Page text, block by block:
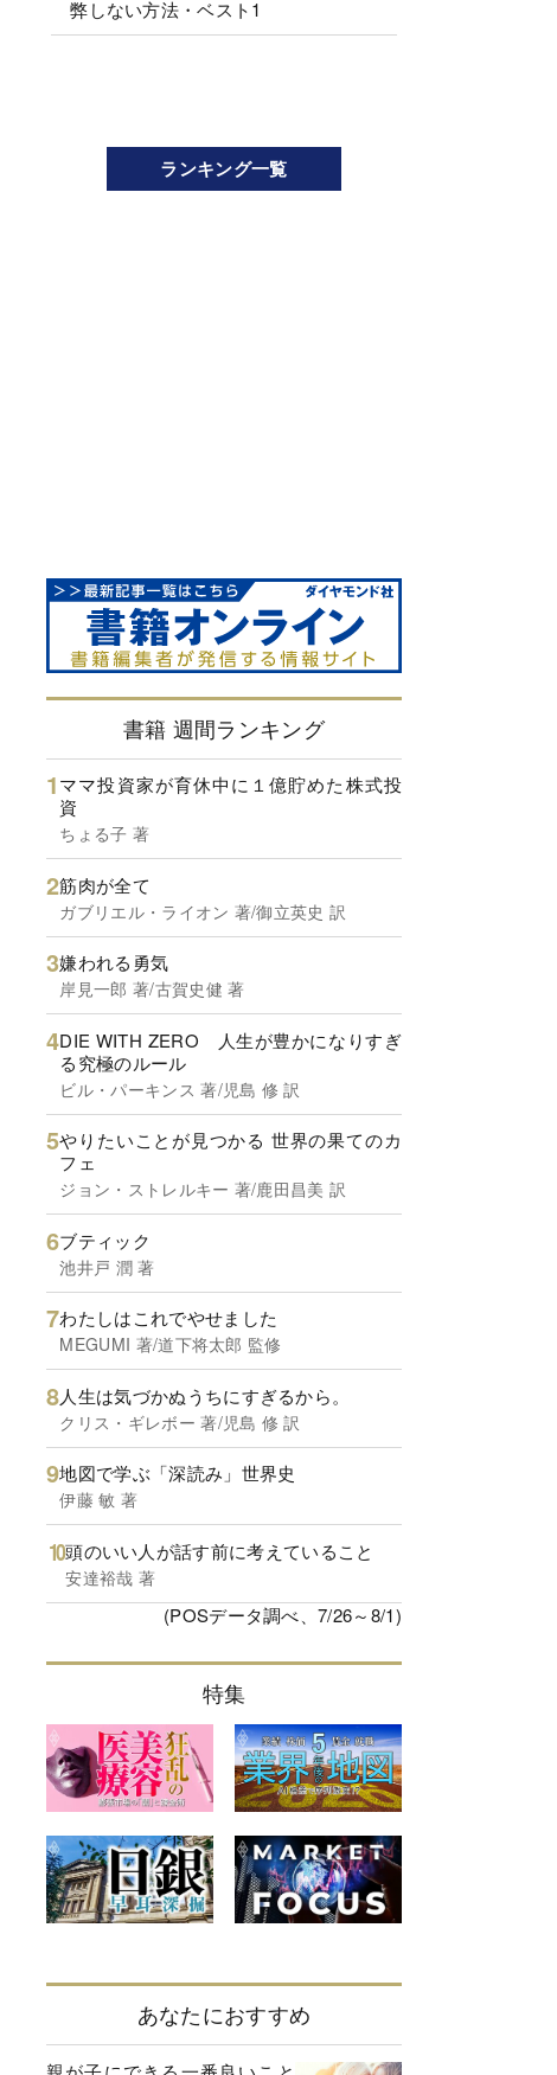
弊しない方法・ベスト1
ランキング一覧
書籍 週間ランキング
ママ投資家が育休中に１億貯めた株式投
資
ちょる子 著
筋肉が全て
ガブリエル・ライオン 著/御立英史 訳
嫌われる勇気
岸見一郎 著/古賀史健 著
DIE WITH ZERO 人生が豊かになりすぎ
る究極のルール
ビル・パーキンス 著/児島 修 訳
やりたいことが見つかる 世界の果てのカ
フェ
ジョン・ストレルキー 著/鹿田昌美 訳
ブティック
池井戸 潤 著
わたしはこれでやせました
MEGUMI 著/道下将太郎 監修
人生は気づかぬうちにすぎるから。
クリス・ギレボー 著/児島 修 訳
地図で学ぶ「深読み」世界史
伊藤 敏 著
頭のいい人が話す前に考えていること
安達裕哉 著
(POSデータ調べ、7/26～8/1)
特集
あなたにおすすめ